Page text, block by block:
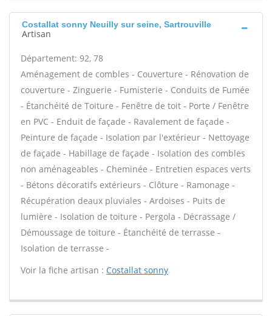
Costallat sonny Neuilly sur seine, Sartrouville
Artisan
Département: 92, 78
Aménagement de combles - Couverture - Rénovation de
couverture - Zinguerie - Fumisterie - Conduits de Fumée
- Étanchéité de Toiture - Fenêtre de toit - Porte / Fenêtre
en PVC - Enduit de façade - Ravalement de façade -
Peinture de façade - Isolation par l'extérieur - Nettoyage
de façade - Habillage de façade - Isolation des combles
non aménageables - Cheminée - Entretien espaces verts
- Bétons décoratifs extérieurs - Clôture - Ramonage -
Récupération deaux pluviales - Ardoises - Puits de
lumière - Isolation de toiture - Pergola - Décrassage /
Démoussage de toiture - Étanchéité de terrasse -
Isolation de terrasse -
Voir la fiche artisan : Costallat sonny